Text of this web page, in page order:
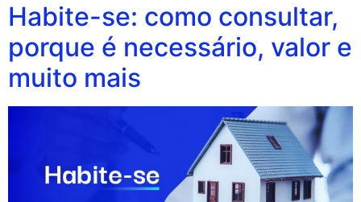
Habite-se: como consultar,
porque é necessário, valor e
muito mais